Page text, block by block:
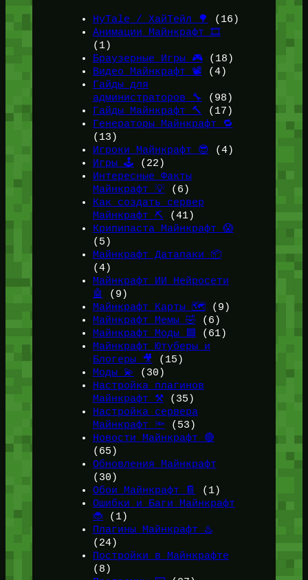
HyTale / ХайТейл 🌳
(16)
Анимации Майнкрафт 🎞️
(1)
Браузерные Игры 🎮(18)
Видео Майнкрафт 📽️ (4)
Гайды для
администраторов 🔧
(98)
Гайды Майнкрафт 🔨
(17)
Генераторы Майнкрафт 🔁
(13)
Игроки Майнкрафт 😎 (4)
Игры 🕹️ (22)
Интересные Факты
Майнкрафт 💡(6)
Как создать сервер
Майнкрафт ⛏️ (41)
Крипипаста Майнкрафт 😱
(5)
Майнкрафт Датапаки 📦
(4)
Майнкрафт ИИ Нейросети
🤖
(9)
Майнкрафт Карты 🗺️ (9)
Майнкрафт Мемы 🤣 (6)
Майнкрафт Моды 🟩
(61)
Майнкрафт Ютуберы и
Блогеры 🎥
(15)
Моды 💫
(30)
Настройка плагинов
Майнкрафт ⚒️(35)
Настройка сервера
Майнкрафт 🔦 (53)
Новости Майнкрафт 🔴
(65)
Обновления Майнкрафт
(30)
Обои Майнкрафт 📔
(1)
Ошибки и Баги Майнкрафт
🐞(1)
Плагины Майнкрафт ♨️
(24)
Постройки в Майнкрафте
(8)